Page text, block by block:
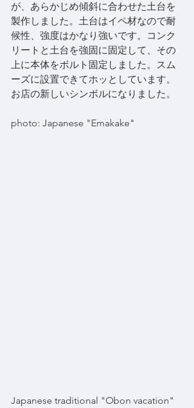
が、あらかじめ傾斜に合わせた土台を
製作しました。土台はイペ材なので耐
候性、強度はかなり強いです。コンク
リートと土台を強固に固定して、その
上に本体をボルト固定しました。スム
ーズに設置できてホッとしています。
お店の新しいシンボルになりました。
photo: Japanese "Emakake"
Japanese traditional "Obon vacation"